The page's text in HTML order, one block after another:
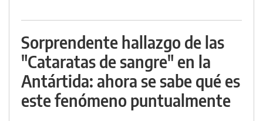
Sorprendente hallazgo de las
"Cataratas de sangre" en la
Antártida: ahora se sabe qué es
este fenómeno puntualmente